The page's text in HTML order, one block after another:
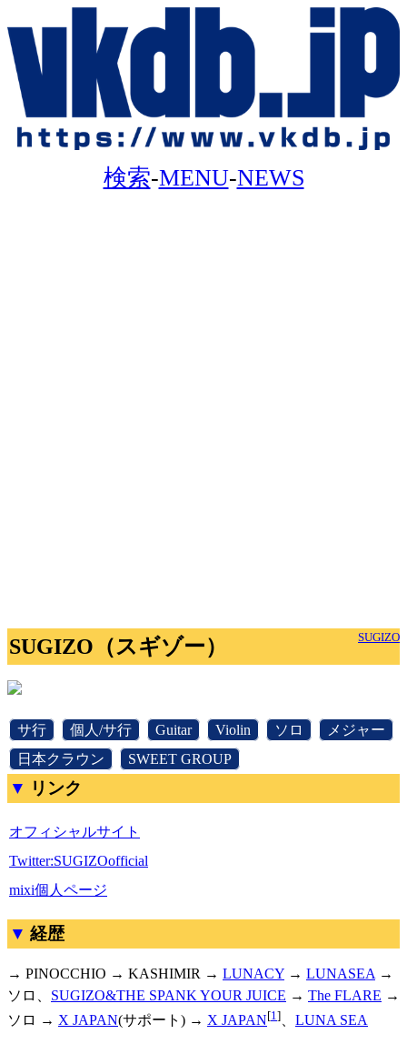
検索-MENU-NEWS
SUGIZO
SUGIZO（スギゾー）
サ行 個人/サ行 Guitar] Violin ソロ メジャー
日本クラウン SWEET GROUP
リンク
オフィシャルサイト
Twitter:SUGIZOofficial
mixi個人ページ
経歴
→ PINOCCHIO → KASHIMIR → LUNACY → LUNASEA →
ソロ、 SUGIZO&THE SPANK YOUR JUICE → The FLARE →
ソロ → X JAPAN(サポート) → X JAPAN[1]、 LUNA SEA